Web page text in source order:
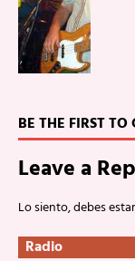
BE THE FIRST
Leave a
Lo siento, debes estar
Radio